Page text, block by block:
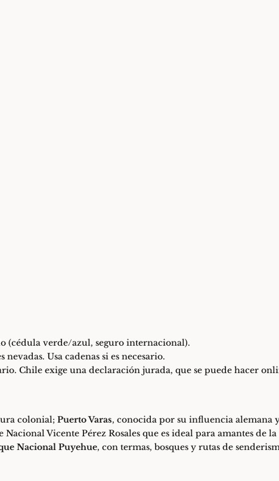
(cédula verde/azul, seguro internacional).
Usa cadenas si es necesario.
Chile exige una declaración jurada, que se puede hacer
colonial; Puerto Varas, conocida por su influencia alemana
Vicente Pérez Rosales que es ideal para amantes de
Nacional Puyehue, con termas, bosques y rutas de